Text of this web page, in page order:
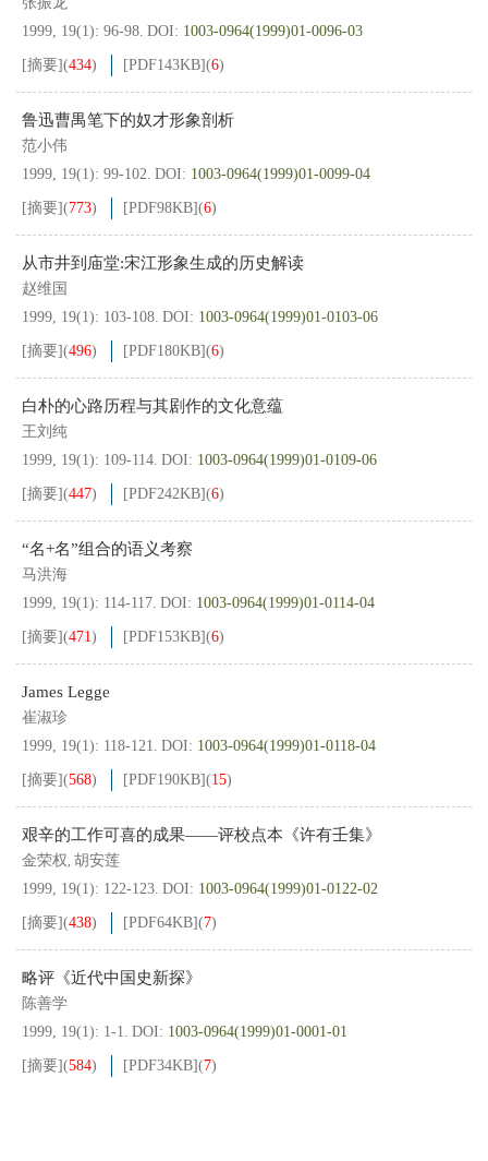
1999, 19(1): 96-98. DOI: 1003-0964(1999)01-0096-03
[摘要](434) [PDF143KB](6)
鲁迅曹禺笔下的奴才形象剖析
范小伟
1999, 19(1): 99-102. DOI: 1003-0964(1999)01-0099-04
[摘要](773) [PDF98KB](6)
从市井到庙堂:宋江形象生成的历史解读
赵维国
1999, 19(1): 103-108. DOI: 1003-0964(1999)01-0103-06
[摘要](496) [PDF180KB](6)
白朴的心路历程与其剧作的文化意蕴
王刘纯
1999, 19(1): 109-114. DOI: 1003-0964(1999)01-0109-06
[摘要](447) [PDF242KB](6)
“名+名”组合的语义考察
马洪海
1999, 19(1): 114-117. DOI: 1003-0964(1999)01-0114-04
[摘要](471) [PDF153KB](6)
James Legge
崔淑珍
1999, 19(1): 118-121. DOI: 1003-0964(1999)01-0118-04
[摘要](568) [PDF190KB](15)
艰辛的工作可喜的成果——评校点本《许有壬集》
金荣权, 胡安莲
1999, 19(1): 122-123. DOI: 1003-0964(1999)01-0122-02
[摘要](438) [PDF64KB](7)
略评《近代中国史新探》
陈善学
1999, 19(1): 1-1. DOI: 1003-0964(1999)01-0001-01
[摘要](584) [PDF34KB](7)